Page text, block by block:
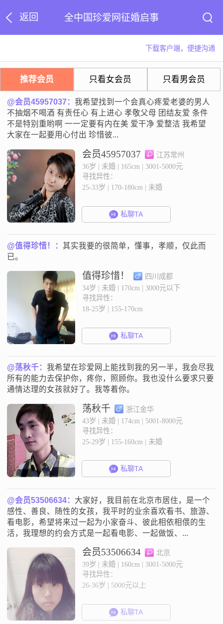
返回 全中国珍爱网征婚启事
下载客户端，便捷沟通
推荐会员 只看女会员 只看男会员
@会员45957037：我希望找到一个会真心疼爱老婆的男人
不抽烟不喝酒 有责任心 有上进心 孝敬父母 团结友爱 条件
不是特别重哟啊 一一定要有内在美 爱干净 爱整洁 我希望
大家在一起要用心付出 珍惜彼...
会员45957037
江苏常州
36岁 | 未婚 | 165cm | 3001-5000元
寻找异性：
25-33岁 | 170-180cm | 未婚
私聊TA
@值得珍惜！：其实我要的很简单，懂事，孝顺，仅此而
已。
值得珍惜！
四川成都
34岁 | 未婚 | 170cm | 3000元以下
寻找异性：
18-25岁 | 155-170cm
私聊TA
@荡秋千：我希望在珍爱网上能找到我的另一半，我会尽我
所有的能力去保护你，疼你，照顾你。我也没什么要求只要
通情达理的女孩就好了。我等着你。
荡秋千
浙江金华
43岁 | 未婚 | 174cm | 5001-8000元
寻找异性：
25-29岁 | 155-160cm | 未婚
私聊TA
@会员53506634： 大家好，我目前在北京市居住，是一个
感性、善良、随性的女孩，我平时的业余喜欢看书、旅游、
看电影，希望将来过一起为小家奋斗、彼此相依相偎的生
活，我理想的约会方式是一起看电影、一起做饭、...
会员53506634
北京
39岁 | 未婚 | 160cm | 3001-5000元
寻找异性：
26-36岁 | 5000元以上
私聊TA